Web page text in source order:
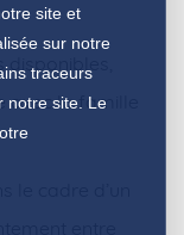
avec la famille
site et
sur notre
traceurs
notre site. Le